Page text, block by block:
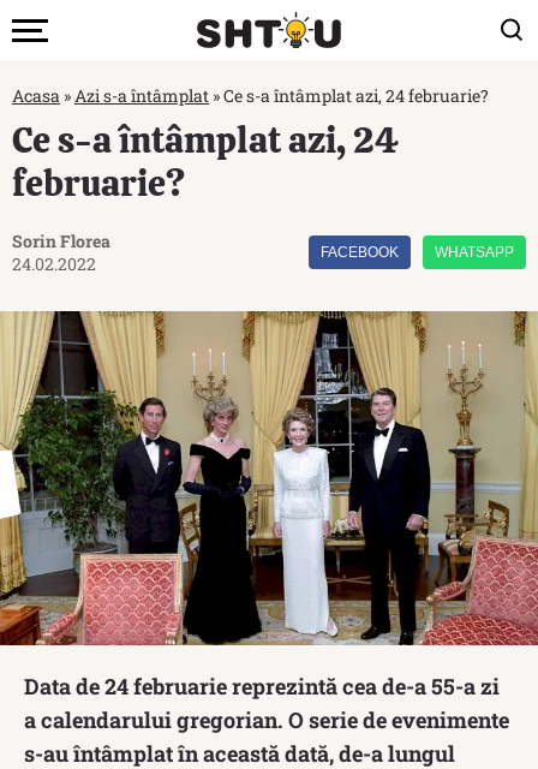
Acasa »Azi s-a întâmplat »Ce s-a întâmplat azi, 24 februarie?
Ce s-a întâmplat azi, 24
februarie?
Sorin Florea
24.02.2022
FACEBOOK WHATSAPP
Data de 24 februarie reprezintă cea de-a 55-a zi
a calendarului gregorian. O serie de evenimente
s-au întâmplat în această dată, de-a lungul